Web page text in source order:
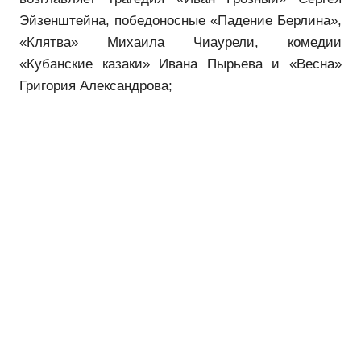
Эйзенштейна, победоносные «Падение Берлина»,
«Клятва» Михаила Чиаурели, комедии
«Кубанские казаки» Ивана Пырьева и «Весна»
Григория Александрова;